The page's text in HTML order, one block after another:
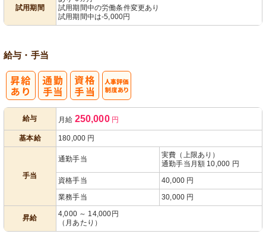
試用期間
試用期間中の労働条件変更あり
試用期間中は-5,000円
給与・手当
給与 月給 250,000円
基本給 180,000 円
手当
通勤手当
実費（上限あり）
通勤手当月額 10,000 円
資格手当
40,000 円
業務手当
30,000 円
昇給
4,000 ～ 14,000円
（月あたり）